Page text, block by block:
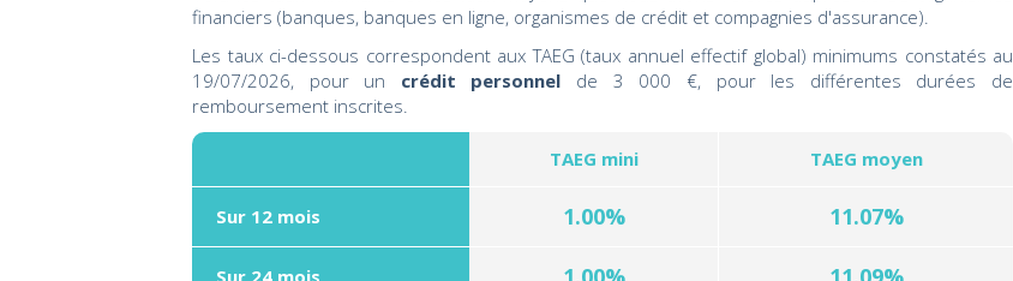
financiers (banques, banques en ligne, organismes de crédit et compagnies d'assurance).
Les taux ci-dessous correspondent aux TAEG (taux annuel effectif global) minimums constatés au
19/07/2026, pour un crédit personnel de 3 000 €, pour les différentes durées de
remboursement inscrites.
TAEG mini TAEG moyen
Sur 12 mois 1.00% 11.07%
Sur 24 mois